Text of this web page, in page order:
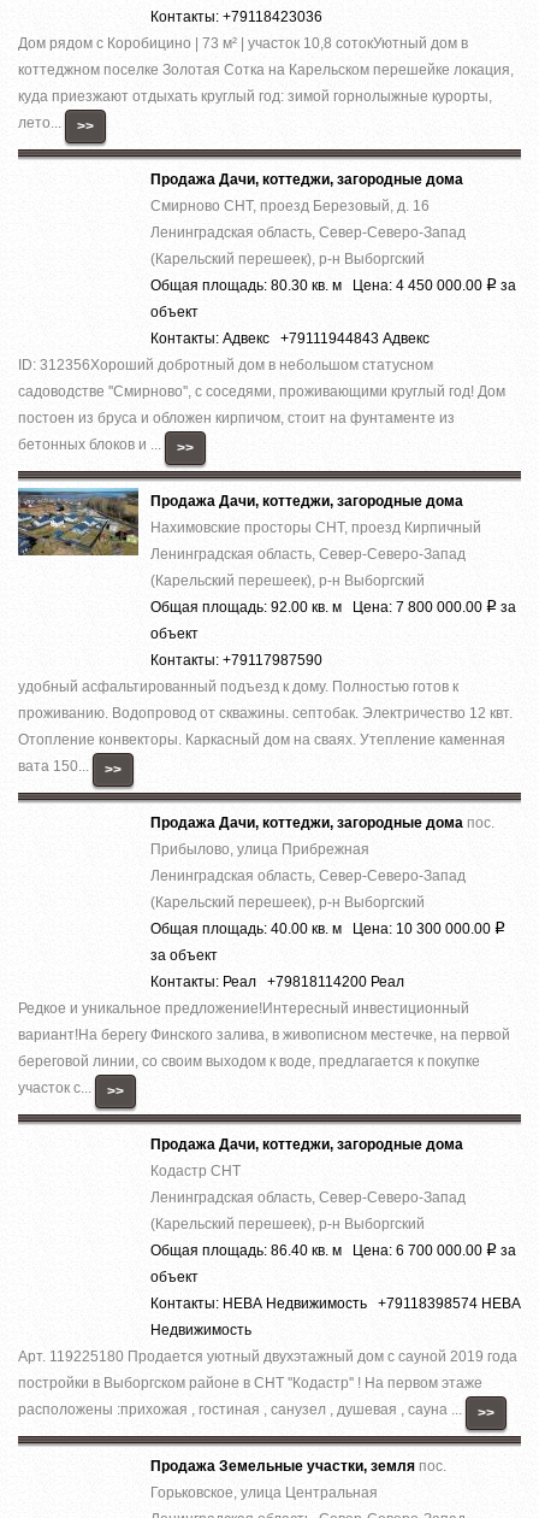
Контакты: +79118423036
Дом рядом с Коробицино | 73 м² | участок 10,8 сотокУютный дом в
коттеджном поселке Золотая Сотка на Карельском перешейке локация,
куда приезжают отдыхать круглый год: зимой горнолыжные курорты,
лето...
>>
Продажа Дачи, коттеджи, загородные дома
Смирново СНТ, проезд Березовый, д. 16
Ленинградская область, Север-Северо-Запад
(Карельский перешеек), р-н Выборгский
Общая площадь: 80.30 кв. м Цена: 4 450 000.00 Р за
объект
Контакты: Адвекс +79111944843 Адвекс
ID: 312356Хороший добротный дом в небольшом статусном
садоводстве ''Смирново'', с соседями, проживающими круглый год! Дом
постоен из бруса и обложен кирпичом, стоит на фунтаменте из
бетонных блоков и ...
>>
Продажа Дачи, коттеджи, загородные дома
Нахимовские просторы СНТ, проезд Кирпичный
Ленинградская область, Север-Северо-Запад
(Карельский перешеек), р-н Выборгский
Общая площадь: 92.00 кв. м Цена: 7 800 000.00 Р за
объект
Контакты: +79117987590
удобный асфальтированный подъезд к дому. Полностью готов к
проживанию. Водопровод от скважины. септобак. Электричество 12 квт.
Отопление конвекторы. Каркасный дом на сваях. Утепление каменная
вата 150...
>>
Продажа Дачи, коттеджи, загородные дома пос.
Прибылово, улица Прибрежная
Ленинградская область, Север-Северо-Запад
(Карельский перешеек), р-н Выборгский
Общая площадь: 40.00 кв. м Цена: 10 300 000.00 Р
за объект
Контакты: Реал +79818114200 Реал
Редкое и уникальное предложение!Интересный инвестиционный
вариант!На берегу Финского залива, в живописном местечке, на первой
береговой линии, со своим выходом к воде, предлагается к покупке
участок с...
>>
Продажа Дачи, коттеджи, загородные дома
Кодастр СНТ
Ленинградская область, Север-Северо-Запад
(Карельский перешеек), р-н Выборгский
Общая площадь: 86.40 кв. м Цена: 6 700 000.00 Р за
объект
Контакты: НЕВА Недвижимость +79118398574 НЕВА
Недвижимость
Арт. 119225180 Продается уютный двухэтажный дом с сауной 2019 года
постройки в Выборгском районе в СНТ ''Кодастр'' ! На первом этаже
расположены :прихожая , гостиная , санузел , душевая , сауна ...
>>
Продажа Земельные участки, земля пос.
Горьковское, улица Центральная